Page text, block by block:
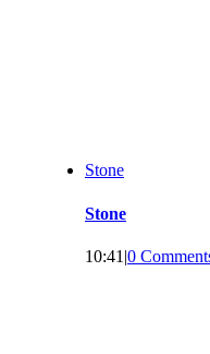
Stone
Stone
10:41 |0